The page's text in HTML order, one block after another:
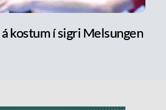
kostum í sigri Melsungen